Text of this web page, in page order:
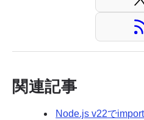
関連記事
Node.js v22で